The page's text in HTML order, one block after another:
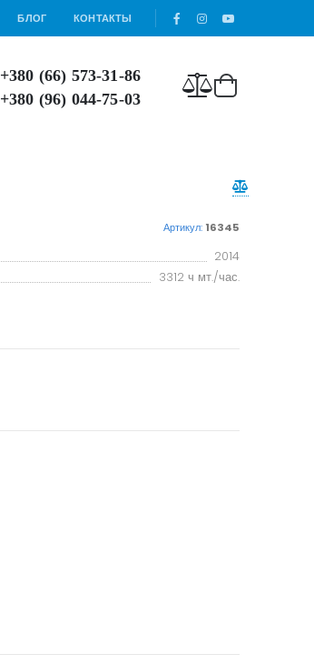
БЛОГ КОНТАКТЫ
+380 (66) 573-31-86
+380 (96) 044-75-03
Артикул: 16345
2014
3312 ч мт./час.